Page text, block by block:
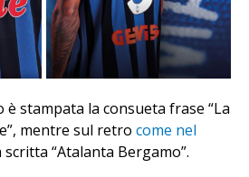
è stampata la consueta frase “La
mentre sul retro come nel
“Atalanta Bergamo”.